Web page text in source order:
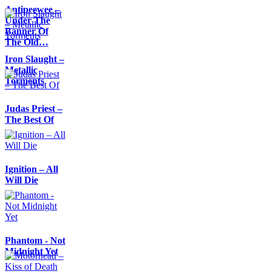
Antipeewee –
Under The
Banner Of
The Old…
Iron Slaught –
Metallic
Torments
Judas Priest –
The Best Of
Ignition – All
Will Die
Phantom - Not
Midnight Yet